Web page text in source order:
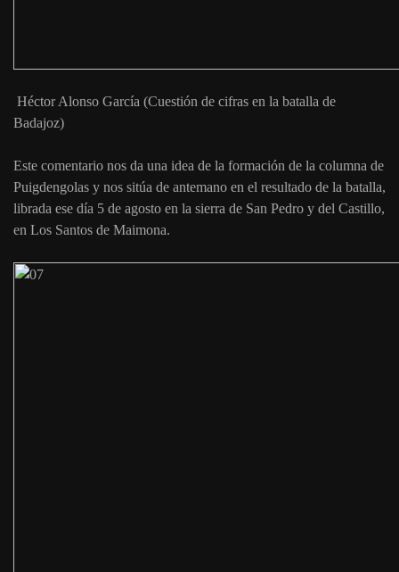
Héctor Alonso García (Cuestión de cifras en la batalla de
Badajoz)
Este comentario nos da una idea de la formación de la columna de
Puigdengolas y nos sitúa de antemano en el resultado de la batalla,
librada ese día 5 de agosto en la sierra de San Pedro y del Castillo,
en Los Santos de Maimona.